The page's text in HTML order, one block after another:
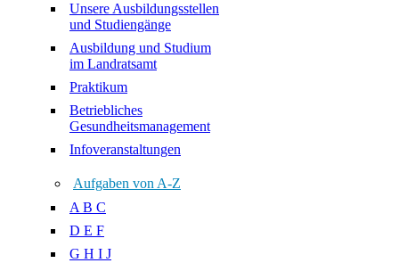
Unsere Ausbildungsstellen
und Studiengänge
Ausbildung und Studium
im Landratsamt
Praktikum
Betriebliches
Gesundheitsmanagement
Infoveranstaltungen
Aufgaben von A-Z
A B C
D E F
G H I J